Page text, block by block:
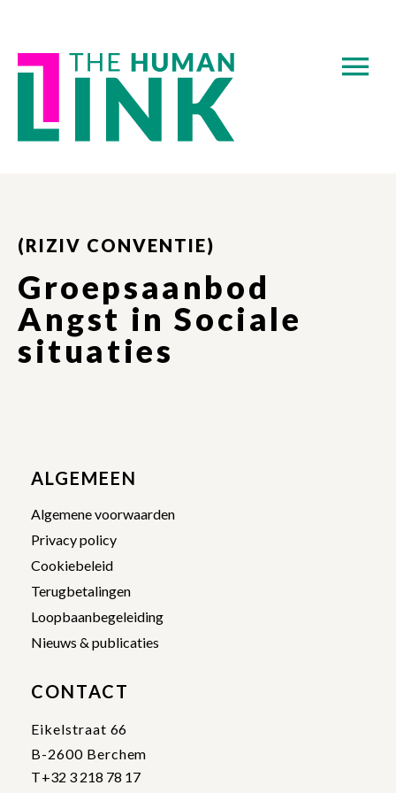
(RIZIV CONVENTIE)
Groepsaanbod
Angst in Sociale
situaties
ALGEMEEN
Algemene voorwaarden
Privacy policy
Cookiebeleid
Terugbetalingen
Loopbaanbegeleiding
Nieuws & publicaties
CONTACT
Eikelstraat 66
B-2600 Berchem
T+32 3 218 78 17